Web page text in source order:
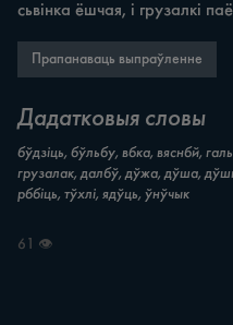
сьвінка ёшчая, i грузалкі
Прапанаваць выпраўленне
Дадатковыя словы
бўдзіць, бўльбу, вбка, вяснбй,
грузалак, далбў, дўжа, дўша,
рббіць, тўхлі, ядўць, ўнўчык
61 👁